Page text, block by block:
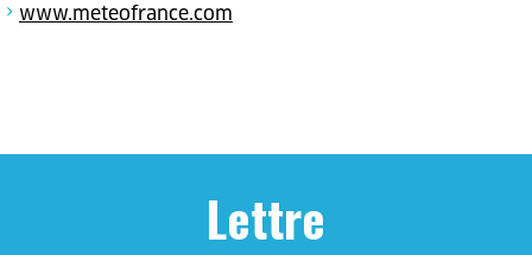
www.meteofrance.com
Lettre